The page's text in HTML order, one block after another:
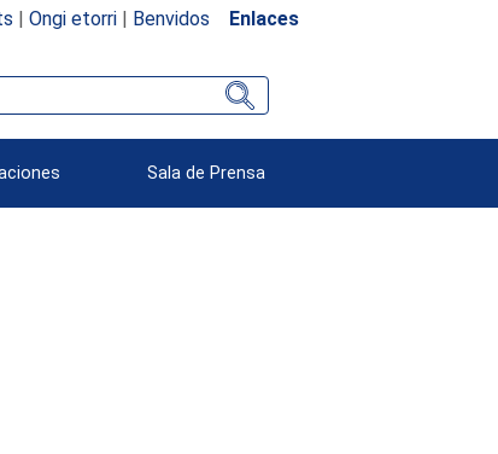
| Ongi etorri| Benvidos Enlaces
Sala de Prensa